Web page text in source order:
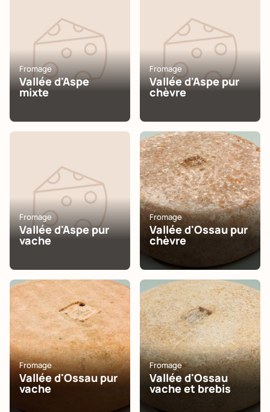
Fromage
Vallée d'Aspe
mixte
Fromage
Vallée d'Aspe pur
chèvre
Fromage
Vallée d'Aspe pur
vache
Fromage
Vallée d'Ossau pur
chèvre
Fromage
Vallée d'Ossau pur
vache
Fromage
Vallée d'Ossau
vache et brebis